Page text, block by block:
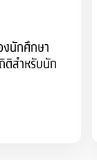
นักศึกษา
ติสําหรับนัก